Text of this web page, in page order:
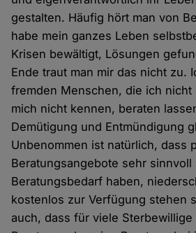
gestalten. Häufig hört man von
habe mein ganzes Leben
Krisen bewältigt, Lösungen
Ende traut man mir das nicht zu.
fremden Menschen, die ich nicht
mich nicht kennen, beraten
Demütigung und Entmündigung
Unbenommen ist natürlich, dass
Beratungsangebote sehr
Beratungsbedarf haben,
kostenlos zur Verfügung stehen
auch, dass für viele